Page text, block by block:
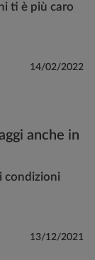
ti è più caro
14/02/2022
anche in
condizioni
13/12/2021